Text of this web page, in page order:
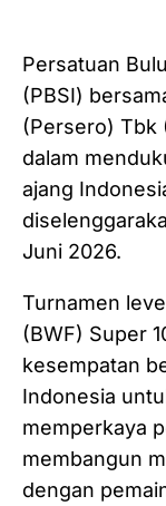
Persatuan
(PBSI)
(Persero) Tbk
dalam
ajang
Juni 2026.
Turnamen
(BWF) Super
kesempatan
Indonesia
memperkaya
membangun
dengan